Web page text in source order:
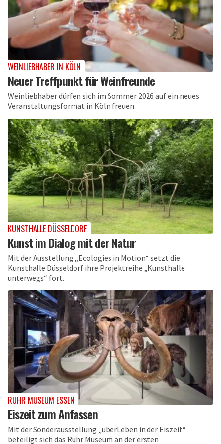
WEINLIEBHABER IN KÖLN
Neuer Treffpunkt für Weinfreunde
Weinliebhaber dürfen sich im Sommer 2026 auf ein neues
Veranstaltungsformat in Köln freuen.
KUNSTHALLE DÜSSELDORF
Kunst im Dialog mit der Natur
Mit der Ausstellung „Ecologies in Motion“ setzt die
Kunsthalle Düsseldorf ihre Projektreihe „Kunsthalle
unterwegs“ fort.
RUHR MUSEUM ESSEN
Eiszeit zum Anfassen
Mit der Sonderausstellung „überLeben in der Eiszeit“
beteiligt sich das Ruhr Museum an der ersten